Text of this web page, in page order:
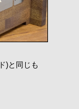
)と同じも